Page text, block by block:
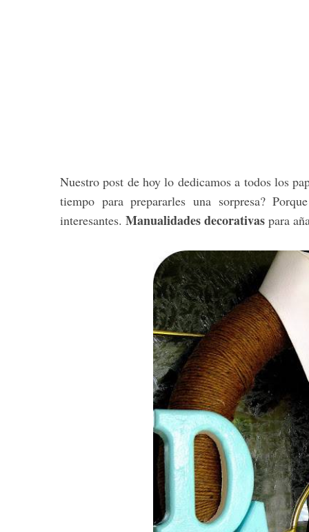
Nuestro post de hoy lo dedicamos a todos los
tiempo para prepararles una sorpresa?
interesantes. Manualidades decorativas para